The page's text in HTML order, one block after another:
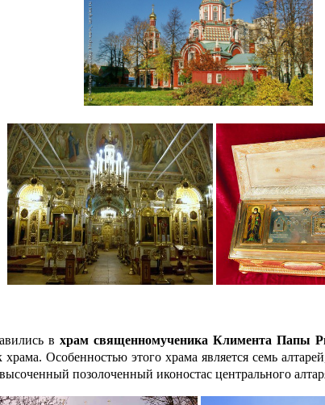
вхрам священномученика Климента Папы
храма. Особенностью этого храма является семь
позолоченный иконостас центрального